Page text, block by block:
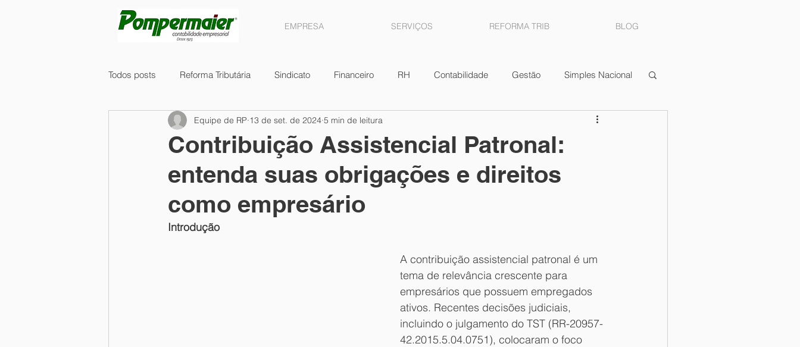
EMPRESA SERVIÇOS REFORMA TRIB BLOG
Todos posts Reforma Tributária Sindicato Financeiro RH Contabilidade Gestão Simples Nacional
Tecnologia Compras Fiscal Vendas Lucros
Regimes Diferenciados IBS/CBS Ganhos de Capital ICMS Lucro presumido Rendimentos
Licenças
Contribuição Assistencial Patronal:
entenda suas obrigações e direitos
como empresário
Equipe de RP 13 de set. de 2024 5 min de leitura
Introdução
A contribuição assistencial patronal é um
tema de relevância crescente para
empresários que possuem empregados
ativos. Recentes decisões judiciais,
incluindo o julgamento do TST (RR-20957-
42.2015.5.04.0751), colocaram o foco